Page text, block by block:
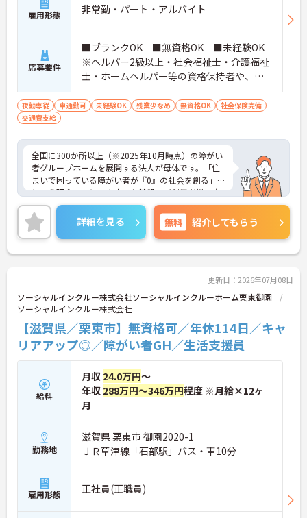
常時2～4名のスタッフで支援、国基準を上回る人員
配置や夜間複数名体制が敷かれているため、業務に
追われることなくご利用者様のペースに合わせたサ
ポートが可能です。施設も専用設計で働きやすく、
ご自身の理想とする福祉を実践できる環境が整って
います。
雇用形態 非常勤・パート・アルバイト
応募要件
■ブランクOK ■無資格OK ■未経験OK
※ヘルパー2級以上・社会福祉士・介護福祉
士・ホームヘルパー等の資格保持者や、福
祉系業務経験者、障害者支援施設経験者、
生活支援員、障害者支援員、就労支援員、
夜勤専従 車通勤可 未経験OK 残業少なめ 無資格OK
社会保険完備
交通費支給
全国に300か所以上（※2025年10月時点）の障がい
者グループホームを展開する法人が母体です。「住
まいで困っている障がい者が『0』の社会を創る」
という理念のもと、安定した基盤でご利用者様の自
立を支援しています。週1日からの勤務が可能で、W
ワークや扶養内での勤務も歓迎しており、ご自身の
ペースで働けます。20代から60代まで幅広い世代が
活躍中で、未経験や無資格の方でも安心してスター
トできるよう、先輩スタッフが丁寧にサポートしま
境です。正社員登用制度や産休・育休制度も整って
いるため、ライフステージに合わせて長く働き続け
られます。介護に挑戦したい方や、空いた時間を有
効活用したい方におすすめです。ご興味のある方は
詳細等をお伝えしますので、お気軽にお問い合わせ
ください。
詳細を見る 無料 紹介してもらう
更新日：2026年07月08日
ソーシャルインクルー株式会社ソーシャルインクルーホーム栗東御園
ソーシャルインクルー株式会社
【滋賀県／栗東市】無資格可／年休114日／キャ
リアアップ◎／障がい者GH／生活支援員
給料
月収 24.0万円～
年収 288万円～346万円程度 ※月給×12ヶ
月
勤務地
滋賀県 栗東市 御園2020-1
ＪＲ草津線「石部駅」バス・車10分
雇用形態 正社員(正職員)